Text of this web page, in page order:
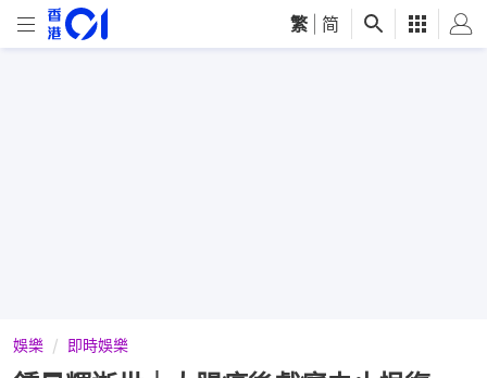
繁 简
娛樂 即時娛樂